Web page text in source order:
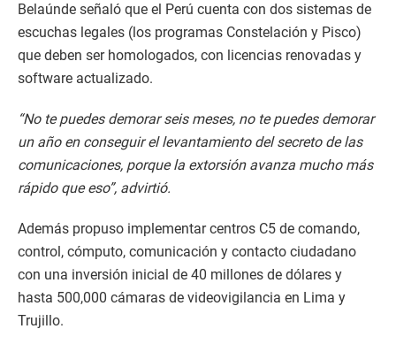
Belaúnde señaló que el Perú cuenta con dos sistemas de
escuchas legales (los programas Constelación y Pisco)
que deben ser homologados, con licencias renovadas y
software actualizado.
“No te puedes demorar seis meses, no te puedes demorar
un año en conseguir el levantamiento del secreto de las
comunicaciones, porque la extorsión avanza mucho más
rápido que eso”, advirtió.
Además propuso implementar centros C5 de comando,
control, cómputo, comunicación y contacto ciudadano
con una inversión inicial de 40 millones de dólares y
hasta 500,000 cámaras de videovigilancia en Lima y
Trujillo.